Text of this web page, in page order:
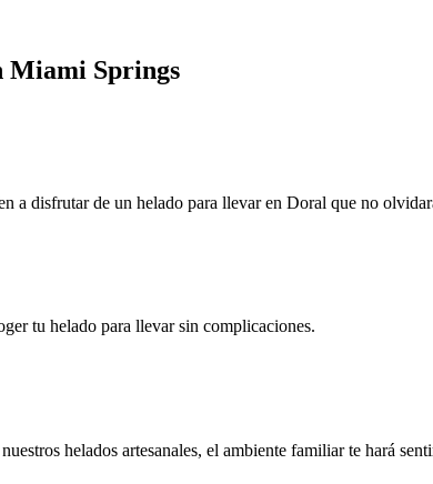
Miami Springs
a disfrutar de un helado para llevar en Doral que no
tu helado para llevar sin complicaciones.
helados artesanales, el ambiente familiar te hará